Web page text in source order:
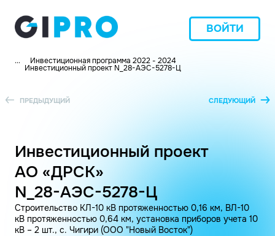
ВОЙТИ
... Инвестиционная программа 2022 - 2024
Инвестиционный проект N_28-АЭС-5278-Ц
ПРЕДЫДУЩИЙ СЛЕДУЮЩИЙ
Инвестиционный проект
АО «ДРСК»
N_28-АЭС-5278-Ц
Строительство КЛ-10 кВ протяженностью 0,16 км, ВЛ-10
кВ протяженностью 0,64 км, установка приборов учета 10
кВ – 2 шт., с. Чигири (ООО "Новый Восток")